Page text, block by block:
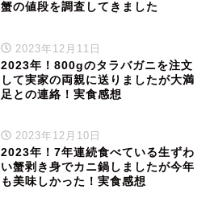
蟹の値段を調査してきました
2023年12月11日
2023年！800gのタラバガニを注文
して実家の両親に送りましたが大満
足との連絡！実食感想
2023年12月10日
2023年！7年連続食べている生ずわ
い蟹剥き身でカニ鍋しましたが今年
も美味しかった！実食感想